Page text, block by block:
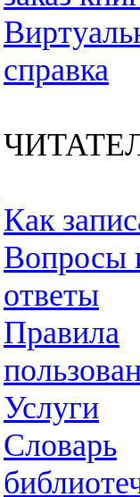
справка
Как
Вопросы
ответы
Правила
Услуги
Словарь